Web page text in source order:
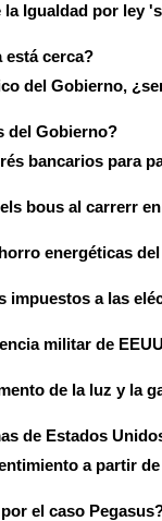
Igualdad por ley
está cerca?
del Gobierno,
del Gobierno?
bancarios para
bous al carrerr
energéticas del
impuestos a las
militar de
de la luz y la
de Estados
a partir
el caso